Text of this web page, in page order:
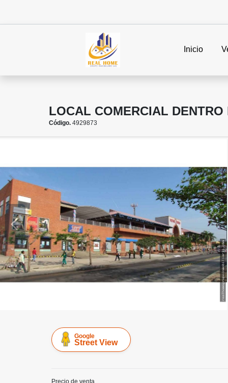
Inicio
LOCAL COMERCIAL
Código. 4929873
Google
Street View
Precio de venta